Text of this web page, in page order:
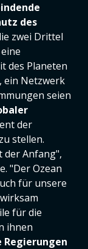
des
zwei Drittel
des Planeten
ein Netzwerk
seien
der
stellen.
der Anfang",
"Der Ozean
für unsere
für die
ihnen
Regierungen